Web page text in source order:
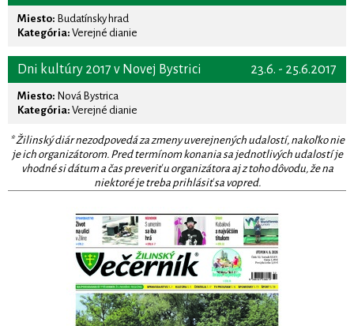
Miesto: Budatínsky hrad
Kategória: Verejné dianie
23.6. - 25.6.2017
Dni kultúry 2017 v Novej Bystrici
Miesto: Nová Bystrica
Kategória: Verejné dianie
* Žilinský diár nezodpovedá za zmeny uverejnených udalostí, nakoľko nie
je ich organizátorom. Pred termínom konania sa jednotlivých udalostí je
vhodné si dátum a čas preveriť u organizátora aj z toho dôvodu, že na
niektoré je treba prihlásiť sa vopred.